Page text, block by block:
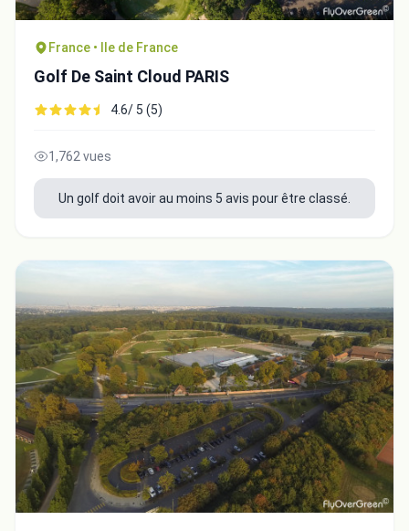
France • Ile de France
Golf De Saint Cloud PARIS
4.6/ 5 (5)
1,762 vues
Un golf doit avoir au moins 5 avis pour être classé.